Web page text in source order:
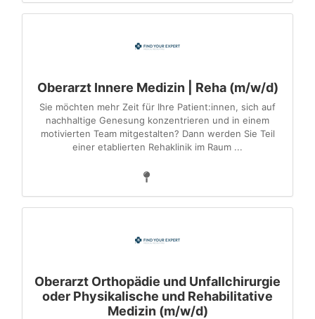
Oberarzt Innere Medizin | Reha (m/w/d)
Sie möchten mehr Zeit für Ihre Patient:innen, sich auf
nachhaltige Genesung konzentrieren und in einem
motivierten Team mitgestalten? Dann werden Sie Teil
einer etablierten Rehaklinik im Raum ...
Oberarzt Orthopädie und Unfallchirurgie
oder Physikalische und Rehabilitative
Medizin (m/w/d)